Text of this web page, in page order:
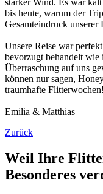
starker Wind. Es war
bis heute, warum der
Gesamteindruck
Unsere Reise war
bevorzugt behandelt
Überraschung auf uns
können nur sagen,
traumhafte Flitterwochen!
Emilia & Matthias
Zurück
Weil Ihre
Besonderes